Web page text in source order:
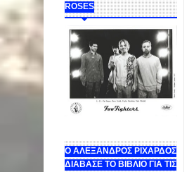
ROSES
Ο ΑΛΕΞΑΝΔΡΟΣ ΡΙΧΑΡΔΟΣ
ΔΙΑΒΑΣΕ ΤΟ ΒΙΒΛΙΟ ΓΙΑ ΤΙΣ